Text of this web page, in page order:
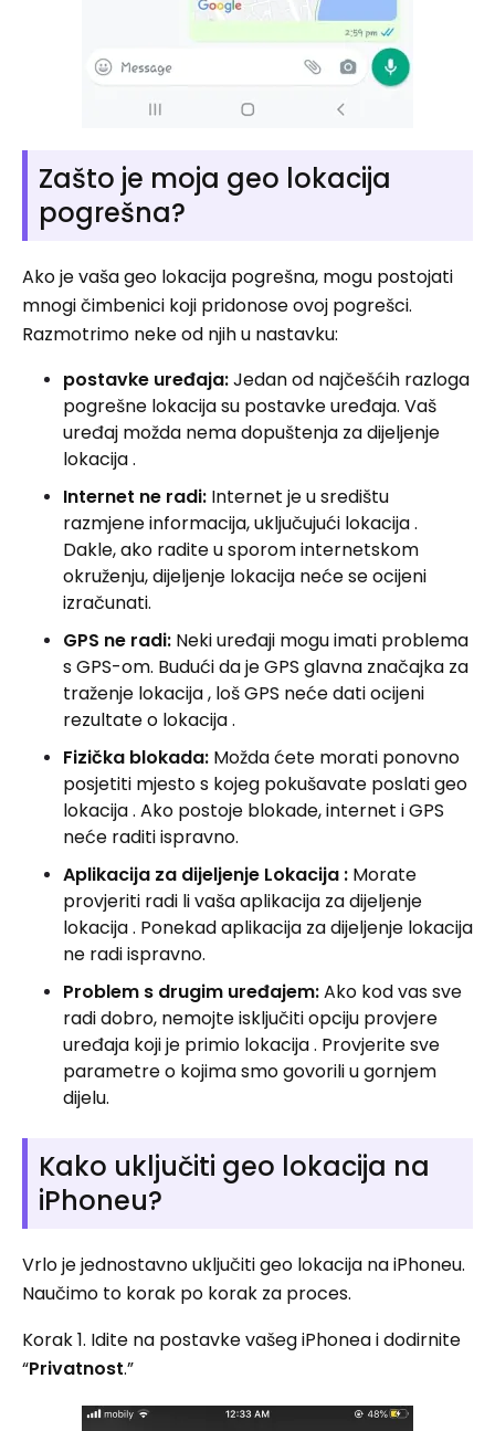
Zašto je moja geo lokacija
pogrešna?
Ako je vaša geo lokacija pogrešna, mogu postojati
mnogi čimbenici koji pridonose ovoj pogrešci.
Razmotrimo neke od njih u nastavku:
postavke uređaja:Jedan od najčešćih razloga
pogrešne lokacija su postavke uređaja. Vaš
uređaj možda nema dopuštenja za dijeljenje
lokacija .
Internet ne radi: Internet je u središtu
razmjene informacija, uključujući lokacija .
Dakle, ako radite u sporom internetskom
okruženju, dijeljenje lokacija neće se ocijeni
izračunati.
GPS ne radi: Neki uređaji mogu imati problema
s GPS-om. Budući da je GPS glavna značajka za
traženje lokacija , loš GPS neće dati ocijeni
rezultate o lokacija .
Fizička blokada: Možda ćete morati ponovno
posjetiti mjesto s kojeg pokušavate poslati geo
lokacija . Ako postoje blokade, internet i GPS
neće raditi ispravno.
Aplikacija za dijeljenje Lokacija : Morate
provjeriti radi li vaša aplikacija za dijeljenje
lokacija . Ponekad aplikacija za dijeljenje lokacija
ne radi ispravno.
Problem s drugim uređajem:Ako kod vas sve
radi dobro, nemojte isključiti opciju provjere
uređaja koji je primio lokacija . Provjerite sve
parametre o kojima smo govorili u gornjem
dijelu.
Kako uključiti geo lokacija na
iPhoneu?
Vrlo je jednostavno uključiti geo lokacija na iPhoneu.
Naučimo to korak po korak za proces.
Korak 1. Idite na postavke vašeg iPhonea i dodirnite
“Privatnost.”